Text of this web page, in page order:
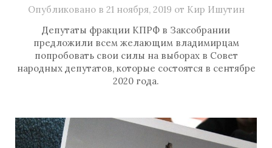
Опубликовано в 21 ноября, 2019 от Кир Ишутин
Депутаты фракции КПРФ в Заксобрании
предложили всем желающим владимирцам
попробовать свои силы на выборах в Совет
народных депутатов, которые состоятся в сентябре
2020 года.